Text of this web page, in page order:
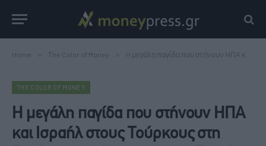
Home Τhe Color of Money H μεγάλη παγίδα που στήνουν ΗΠΑ και Ισραήλ στους Τούρκους στη Συρία, το μεγάλο κενό στην Ευρώπη λόγω Γαλλίας και το... τρελό πάρτι του Μητσοτάκη στη... σεμνή τελετή του προϋπολογισμού!
ΤHE COLOR OF MONEY
H μεγάλη παγίδα που στήνουν ΗΠΑ
και Ισραήλ στους Τούρκους στη